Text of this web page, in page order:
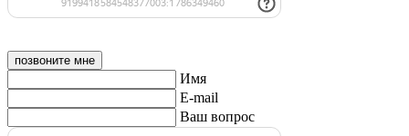
позвоните мне
Имя
E-mail
Ваш вопрос